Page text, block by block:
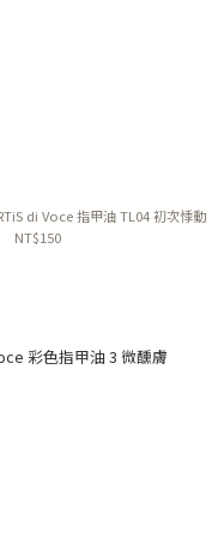
di Voce 指甲油 TL04 初次悸動
NT$150